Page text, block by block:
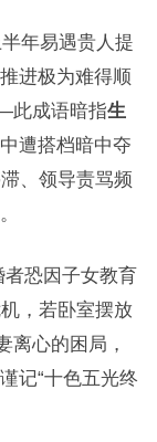
年易遇贵人提
进极为难得顺
此成语暗指生
遭搭档暗中夺
、领导责骂频
恐因子女教育
，若卧室摆放
离心的困局，
记“十色五光终